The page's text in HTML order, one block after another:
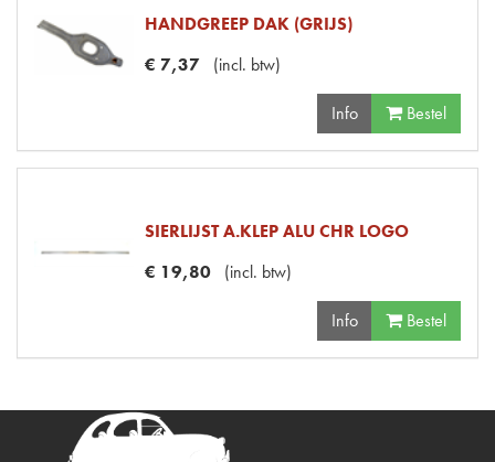
HANDGREEP DAK (GRIJS)
€ 7,37 (incl. btw)
Info Bestel
SIERLIJST A.KLEP ALU CHR LOGO
€ 19,80 (incl. btw)
Info Bestel